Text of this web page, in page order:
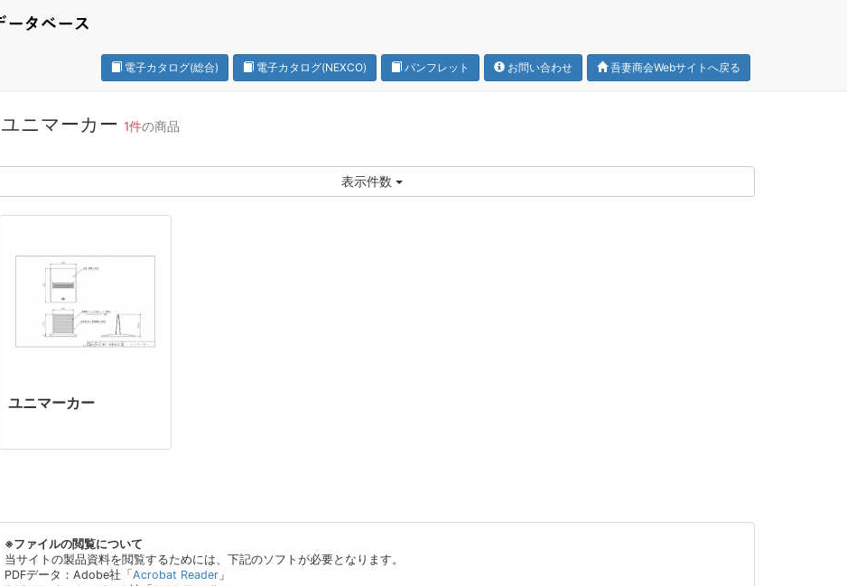
電子カタログ(総合) 電子カタログ(NEXCO) パンフレット お問い合わせ 吾妻商会Webサイトへ戻る
ユニマーカー 1件の商品
表示件数
ユニマーカー
※ファイルの閲覧について
当サイトの製品資料を閲覧するためには、下記のソフトが必要となります。
PDFデータ：Adobe社「 Acrobat Reader」